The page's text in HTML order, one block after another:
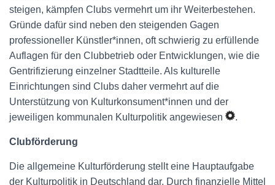
steigen, kämpfen Clubs vermehrt um ihr Weiterbestehen.
Gründe dafür sind neben den steigenden Gagen
professioneller Künstler*innen, oft schwierig zu erfüllende
Auflagen für den Clubbetrieb oder Entwicklungen, wie die
Gentrifizierung einzelner Stadtteile. Als kulturelle
Einrichtungen sind Clubs daher vermehrt auf die
Unterstützung von Kulturkonsument*innen und der
jeweiligen kommunalen Kulturpolitik angewiesen
.
Clubförderung
Die allgemeine Kulturförderung stellt eine Hauptaufgabe
der Kulturpolitik in Deutschland dar. Durch finanzielle Mittel